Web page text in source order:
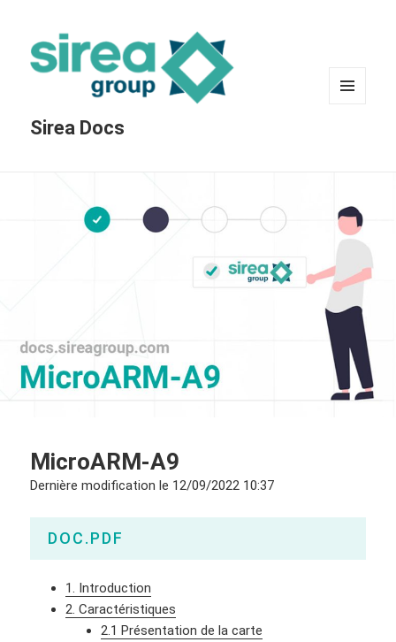
Sirea Docs
MicroARM-A9
Dernière modification le 12/09/2022 10:37
DOC.PDF
1. Introduction
2. Caractéristiques
2.1 Présentation de la carte